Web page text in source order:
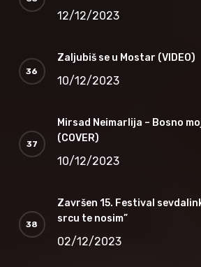
12/12/2023
Zaljubiš se u Mostar (VIDEO)
10/12/2023
Mirsad Neimarlija – Bosno
(COVER)
10/12/2023
Završen 15. Festival
srcu te nosim”
02/12/2023